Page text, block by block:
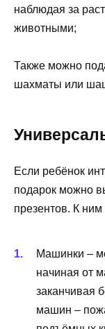
наблюдая за
животными;
Также можно
шахматы или
Если ребёнок
подарок можно
презентов. К ним
Машинки –
начиная от
заканчивая
машин –